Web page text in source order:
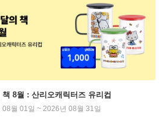
책 8월 : 산리오캐릭터즈 유리컵
08월 01일 ~ 2026년 08월 31일